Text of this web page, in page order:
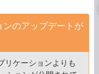
ンのアップデートが
リケーションよりも